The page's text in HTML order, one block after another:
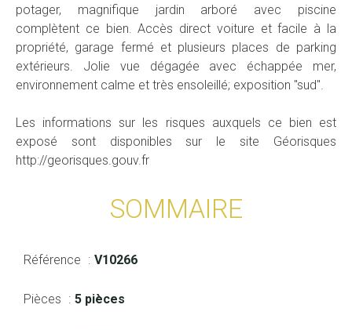
potager, magnifique jardin arboré avec piscine
complètent ce bien. Accès direct voiture et facile à la
propriété, garage fermé et plusieurs places de parking
extérieurs. Jolie vue dégagée avec échappée mer,
environnement calme et très ensoleillé; exposition "sud".
Les informations sur les risques auxquels ce bien est
exposé sont disponibles sur le site Géorisques
http://georisques.gouv.fr
SOMMAIRE
Référence V10266
Pièces 5 pièces